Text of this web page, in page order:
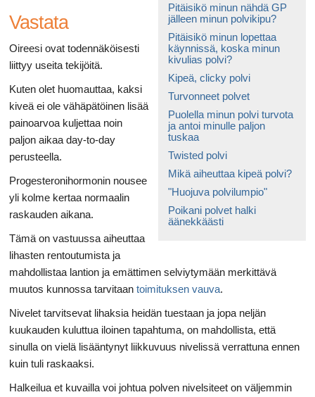
Pitäisikö minun nähdä GP
jälleen minun polvikipu?
Pitäisikö minun lopettaa
käynnissä, koska minun
kivulias polvi?
Kipeä, clicky polvi
Turvonneet polvet
Puolella minun polvi turvota
ja antoi minulle paljon
tuskaa
Twisted polvi
Mikä aiheuttaa kipeä polvi?
"Huojuva polvilumpio"
Poikani polvet halki
äänekkäästi
Vastata
Oireesi ovat todennäköisesti
liittyy useita tekijöitä.
Kuten olet huomauttaa, kaksi
kiveä ei ole vähäpätöinen lisää
painoarvoa kuljettaa noin
paljon aikaa day-to-day
perusteella.
Progesteronihormonin nousee
yli kolme kertaa normaalin
raskauden aikana.
Tämä on vastuussa aiheuttaa
lihasten rentoutumista ja
mahdollistaa lantion ja emättimen selviytymään merkittävä
muutos kunnossa tarvitaan toimituksen vauva.
Nivelet tarvitsevat lihaksia heidän tuestaan ​​ja jopa neljän
kuukauden kuluttua iloinen tapahtuma, on mahdollista, että
sinulla on vielä lisääntynyt liikkuvuus nivelissä verrattuna ennen
kuin tuli raskaaksi.
Halkeilua et kuvailla voi johtua polven nivelsiteet on väljemmin